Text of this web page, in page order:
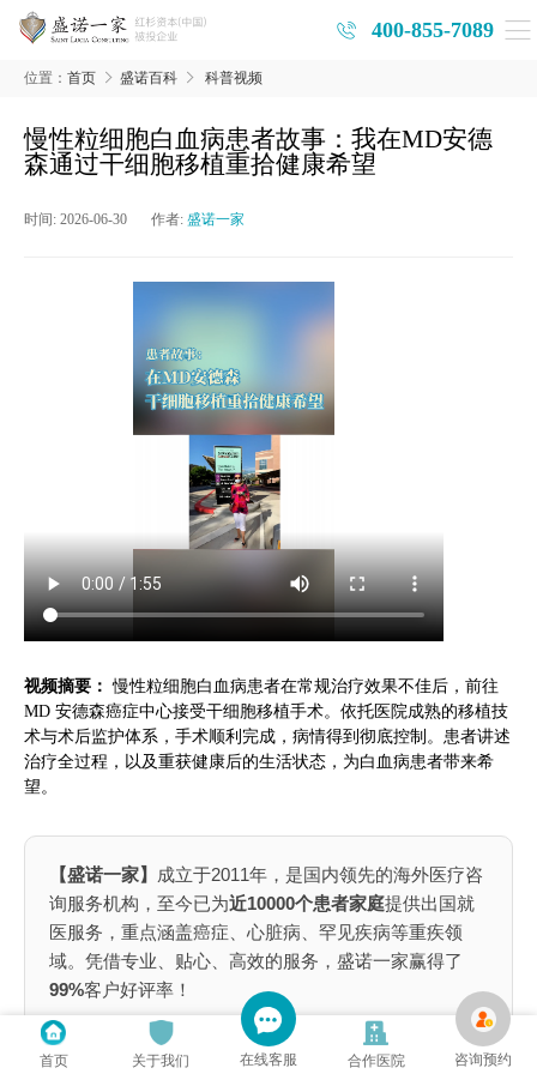
400-855-7089
位置： 首页 盛诺百科 科普视频
慢性粒细胞白血病患者故事：我在MD安德
森通过干细胞移植重拾健康希望
时间: 2026-06-30 作者: 盛诺一家
视频摘要： 慢性粒细胞白血病患者在常规治疗效果不佳后，前往
MD 安德森癌症中心接受干细胞移植手术。依托医院成熟的移植技
术与术后监护体系，手术顺利完成，病情得到彻底控制。患者讲述
治疗全过程，以及重获健康后的生活状态，为白血病患者带来希
望。
【盛诺一家】
成立于2011年，是国内领先的海外医疗咨
询服务机构，至今已为近10000个患者家庭提供出国就
医服务，重点涵盖癌症、心脏病、罕见疾病等重疾领
域。凭借专业、贴心、高效的服务，盛诺一家赢得了
99%客户好评率！
📌为什么出国就医患者选择盛诺一家？
全球就医： 覆盖中、美、英、日 1000家医院网络 ，不局
首页 关于我们 在线客服 合作医院 咨询预约